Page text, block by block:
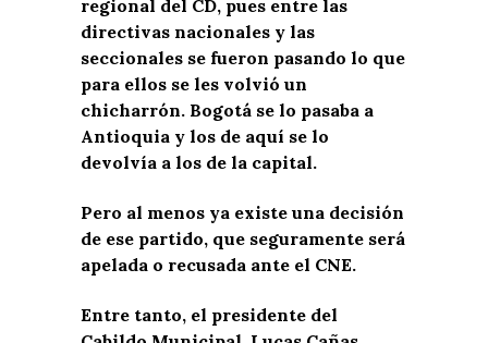
regional del CD, pues entre las
directivas nacionales y las
seccionales se fueron pasando lo que
para ellos se les volvió un
chicharrón. Bogotá se lo pasaba a
Antioquia y los de aquí se lo
devolvía a los de la capital.
Pero al menos ya existe una decisión
de ese partido, que seguramente será
apelada o recusada ante el CNE.
Entre tanto, el presidente del